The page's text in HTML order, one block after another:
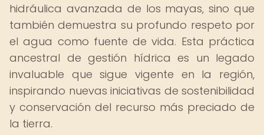
hidráulica avanzada de los mayas, sino que
también demuestra su profundo respeto por
el agua como fuente de vida. Esta práctica
ancestral de gestión hídrica es un legado
invaluable que sigue vigente en la región,
inspirando nuevas iniciativas de sostenibilidad
y conservación del recurso más preciado de
la tierra.